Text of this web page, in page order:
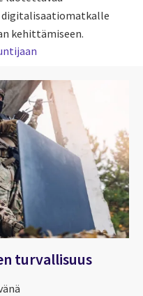
kehittämiseen.
turvallisuus